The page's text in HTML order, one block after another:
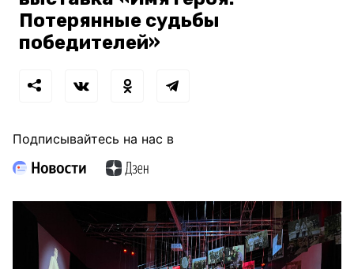
Потерянные судьбы
победителей»
Подписывайтесь на нас в